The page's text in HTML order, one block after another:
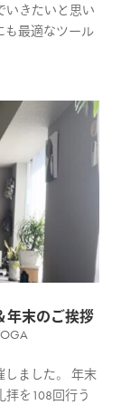
いきたいと思い
も最適なツール
年末のご挨拶
ました。 年末
拝を108回行う